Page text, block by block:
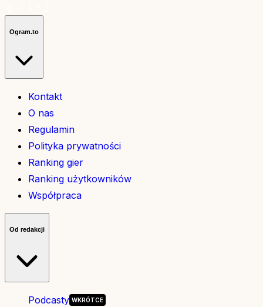
Ogram.to
Kontakt
O nas
Regulamin
Polityka prywatności
Ranking gier
Ranking użytkowników
Współpraca
Od redakcji
Podcasty